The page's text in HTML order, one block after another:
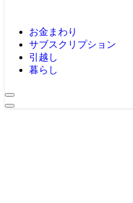
お金まわり
サブスクリプション
引越し
暮らし